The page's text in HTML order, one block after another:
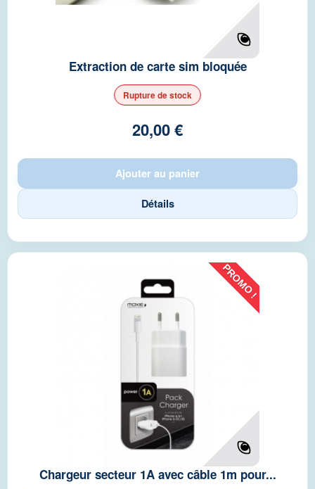
Extraction de carte sim bloquée
Rupture de stock
20,00 €
Ajouter au panier
Détails
PROMO !
Chargeur secteur 1A avec câble 1m pour...